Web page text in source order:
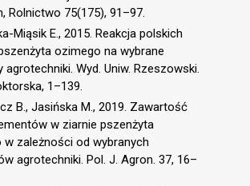
Rolnictwo 75(175), 91–97.
Miąsik E., 2015. Reakcja polskich
ozimego na wybrane
agrotechniki. Wyd. Uniw. Rzeszowski.
1–139.
B., Jasińska M., 2019. Zawartość
w ziarnie pszenżyta
w zależności od wybranych
agrotechniki. Pol. J. Agron. 37, 16–